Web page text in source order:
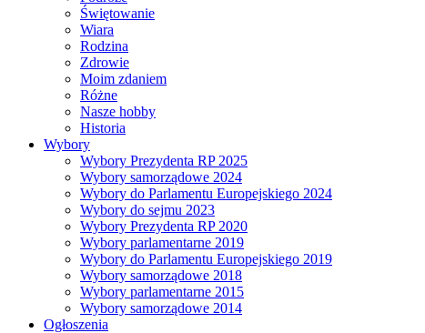
Świętowanie
Wiara
Rodzina
Zdrowie
Moim zdaniem
Różne
Nasze hobby
Historia
Wybory
Wybory Prezydenta RP 2025
Wybory samorządowe 2024
Wybory do Parlamentu Europejskiego 2024
Wybory do sejmu 2023
Wybory Prezydenta RP 2020
Wybory parlamentarne 2019
Wybory do Parlamentu Europejskiego 2019
Wybory samorządowe 2018
Wybory parlamentarne 2015
Wybory samorządowe 2014
Ogłoszenia